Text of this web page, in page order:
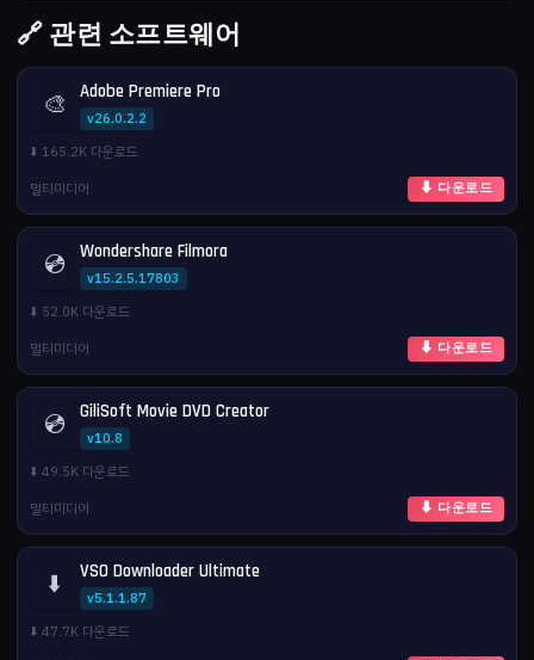
🔗 관련 소프트웨어
🎨 Adobe Premiere Pro
v26.0.2.2
⬇️ 165.2K 다운로드
멀티미디어
⬇ 다운로드
💿 Wondershare Filmora
v15.2.5.17803
⬇️ 52.0K 다운로드
멀티미디어
⬇ 다운로드
💿 GiliSoft Movie DVD Creator
v10.8
⬇️ 49.5K 다운로드
멀티미디어
⬇ 다운로드
⬇️ VSO Downloader Ultimate
v5.1.1.87
⬇️ 47.7K 다운로드